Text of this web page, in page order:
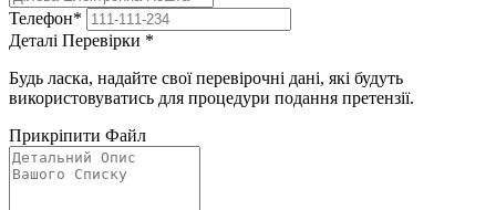
Телефон*
Деталі Перевірки *
Будь ласка, надайте свої перевірочні дані, які будуть
використовуватись для процедури подання претензії.
Прикріпити Файл